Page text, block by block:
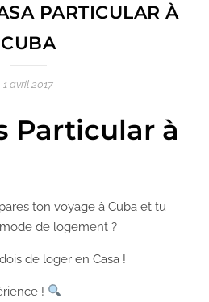
PARTICULAR À
CUBA
1 avril 2017
Particular à
ton voyage à Cuba et tu
de logement ?
de loger en Casa !
!